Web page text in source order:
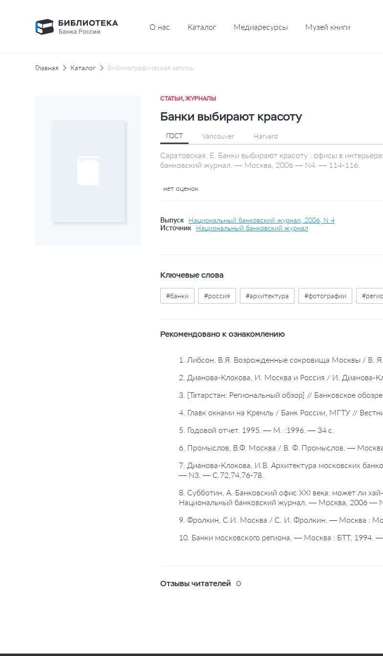
О нас Каталог Медиаресурсы Музей книги
Главная Каталог Библиографическая запись
СТАТЬИ, ЖУРНАЛЫ
Банки выбирают красоту
ГОСТ Vancouver Harvard
Саратовская, Е. Банки выбирают красоту : офисы в
банковский журнал. — Москва, 2006 — N4. — 114-116.
нет оценок
Выпуск
Национальный банковский журнал, 2006, N 4
Источник
Национальный банковский журнал
Ключевые слова
#банки #россия #архитектура #фотографии
Рекомендовано к ознакомлению
1. Либсон, В.Я. Возрожденные сокровища Москвы / В.
2. Дианова-Клокова, И. Москва и Россия / И. Дианова-
3. [Татарстан: Региональный обзор] // Банковское
4. Главк окнами на Кремль / Банк России, МГТУ //
5. Годовой отчет. 1995. — М. :1996. — 34 с.
6. Промыслов, В.Ф. Москва / В. Ф. Промыслов. — Москва
7. Дианова-Клокова, И.В. Архитектура московских
— N3. — С.72,74,76-78.
8. Субботин, А. Банковский офис XXI века: может ли
Национальный банковский журнал. — Москва, 2006 —
9. Фролкин, С.И. Москва / С. И. Фролкин. — Москва :
10. Банки московского региона. — Москва : БТТ, 1994. —
Отзывы читателей 0